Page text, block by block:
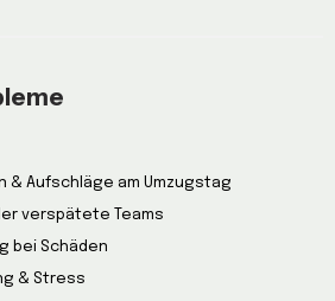
& Aufschläge am Umzugstag
verspätete Teams
bei Schäden
& Stress